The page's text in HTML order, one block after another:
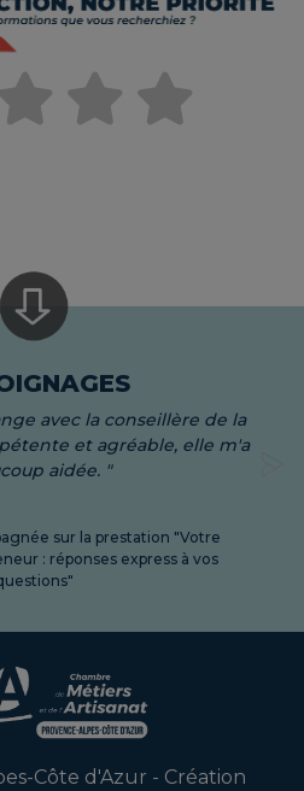
avec la conseillère de la
et agréable, elle m'a
aidée. "
sur la prestation "Votre
: réponses express à vos
Côte d'Azur - Création